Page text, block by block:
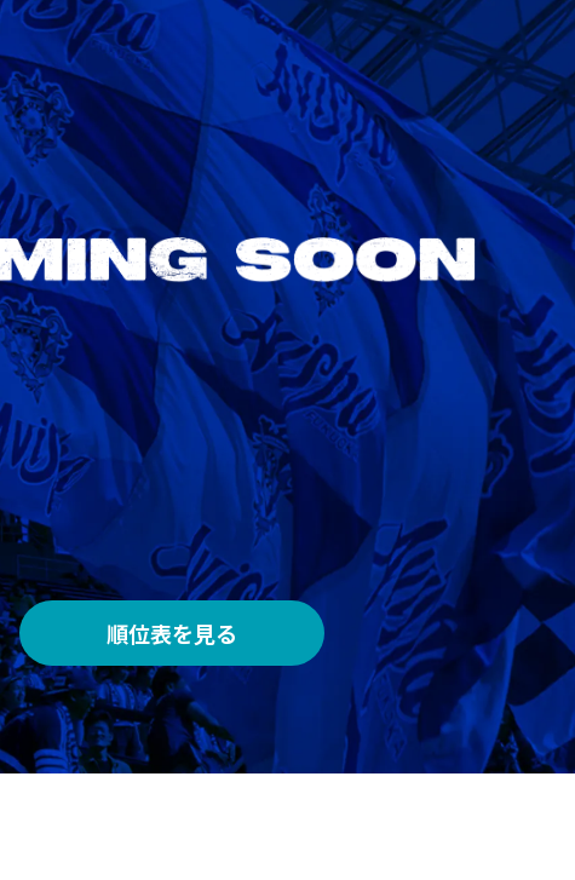
2026/27明治安田J1リーグ 鹿島アント
ラーズ vs アビスパ福岡
8/22Sat. 18:00
VS
AWAY
メルカリスタジアム
順位表を見る